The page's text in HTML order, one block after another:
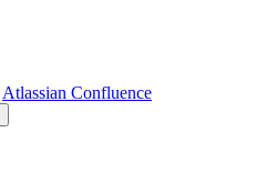
Atlassian Confluence